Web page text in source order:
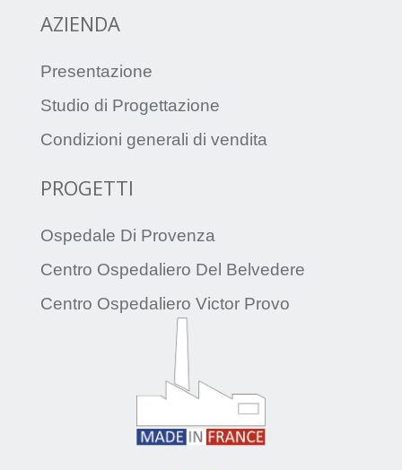
AZIENDA
Presentazione
Studio di Progettazione
Condizioni generali di vendita
PROGETTI
Ospedale Di Provenza
Centro Ospedaliero Del Belvedere
Centro Ospedaliero Victor Provo